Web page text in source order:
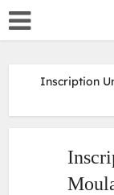
Inscription